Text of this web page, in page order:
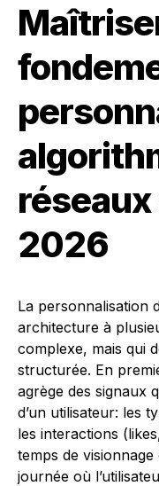
2026
La personnalisation
architecture à
complexe, mais qui
structurée. En
agrège des signaux
d’un utilisateur: les
les interactions
temps de
journée où